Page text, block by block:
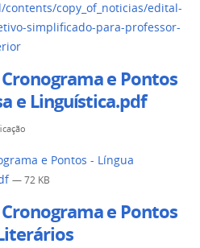
copy_of_noticias/edital-
simplificado-para-professor-
e Pontos
e Linguística.pdf
e Pontos - Língua
— 72 KB
e Pontos